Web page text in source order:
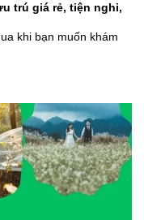
trú giá rẻ, tiện nghi,
khi bạn muốn khám